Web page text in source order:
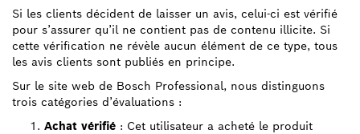
Si les clients décident de laisser un avis, celui-ci est vérifié
pour s’assurer qu’il ne contient pas de contenu illicite. Si
cette vérification ne révèle aucun élément de ce type, tous
les avis clients sont publiés en principe.
Sur le site web de Bosch Professional, nous distinguons
trois catégories d’évaluations :
Achat vérifié : Cet utilisateur a acheté le produit